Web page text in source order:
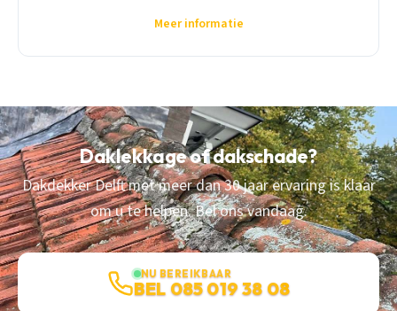
Meer informatie
Daklekkage of dakschade?
Dakdekker Delft met meer dan 30 jaar ervaring is klaar
om u te helpen. Bel ons vandaag.
NU BEREIKBAAR
BEL 085 019 38 08